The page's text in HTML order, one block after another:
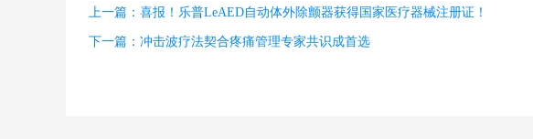
上一篇：喜报！乐普LeAED自动体外除颤器获得国家医疗器械注册证！
下一篇：冲击波疗法契合疼痛管理专家共识成首选